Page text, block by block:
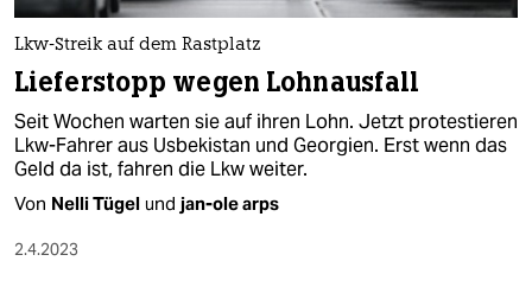
Lkw-Streik auf dem Rastplatz
Lieferstopp wegen Lohnausfall
Seit Wochen warten sie auf ihren Lohn. Jetzt protestieren
Lkw-Fahrer aus Usbekistan und Georgien. Erst wenn das
Geld da ist, fahren die Lkw weiter.
Von Nelli Tügel und jan-ole arps
2.4.2023